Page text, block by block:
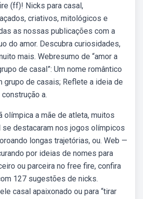
(ff)! Nicks para casal,
criativos, mitológicos e
as nossas publicações com a
do amor. Descubra curiosidades,
mais. Webresumo de “amor a
de casal”: Um nome romântico
grupo de casais; Reflete a ideia de
a.
olímpica a mãe de atleta, muitos
destacaram nos jogos olímpicos
longas trajetórias, ou. Web —
por ideias de nomes para
ou parceira no free fire, confira
127 sugestões de nicks.
casal apaixonado ou para “tirar